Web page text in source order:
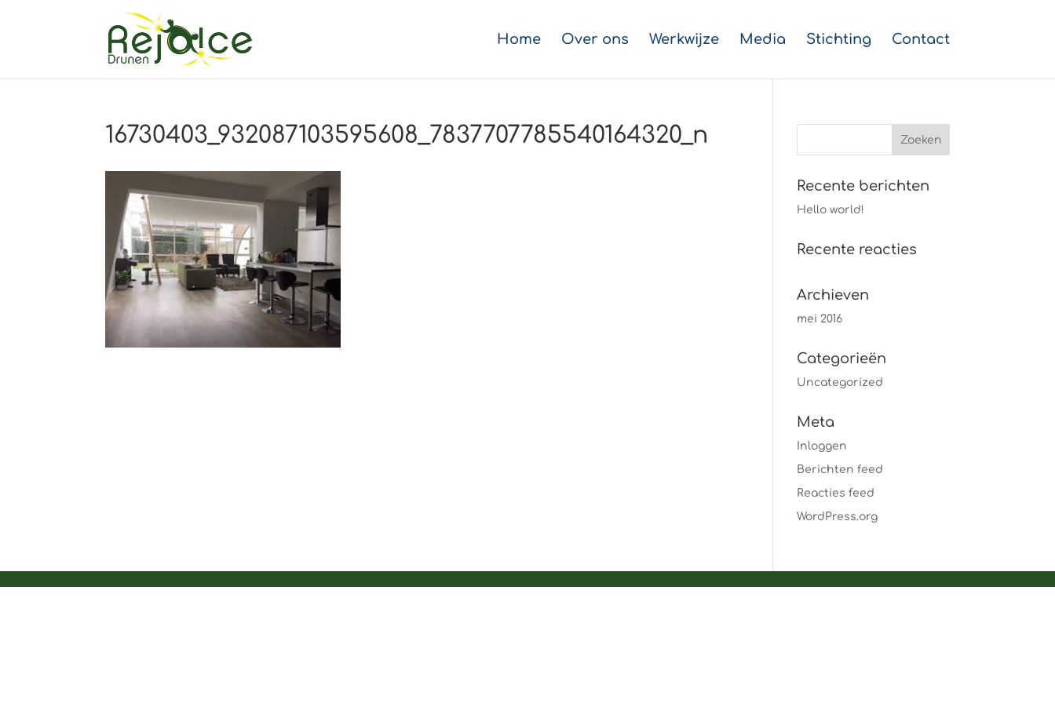
Home Over ons Werkwijze Media Stichting Contact
16730403_932087103595608_7837707785540164320_n
Recente berichten
Hello world!
Recente reacties
Archieven
mei 2016
Categorieën
Uncategorized
Meta
Inloggen
Berichten feed
Reacties feed
WordPress.org